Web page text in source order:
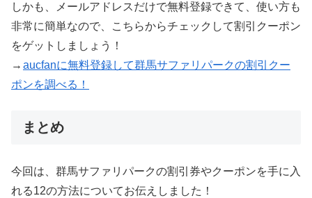
しかも、メールアドレスだけで無料登録できて、使い方も
非常に簡単なので、こちらからチェックして割引クーポン
をゲットしましょう！
→ aucfanに無料登録して群馬サファリパークの割引クー
ポンを調べる！
まとめ
今回は、群馬サファリパークの割引券やクーポンを手に入
れる12の方法についてお伝えしました！